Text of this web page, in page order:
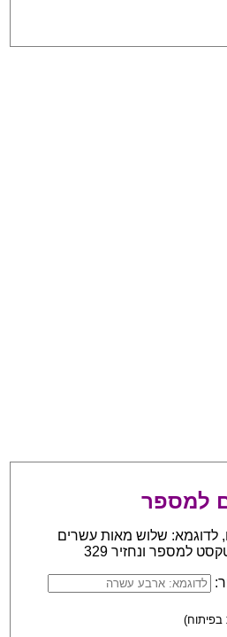
למספר
לדוגמא: שלוש מאות עשרים
למספר ונחזיר 329
בפיתוח)